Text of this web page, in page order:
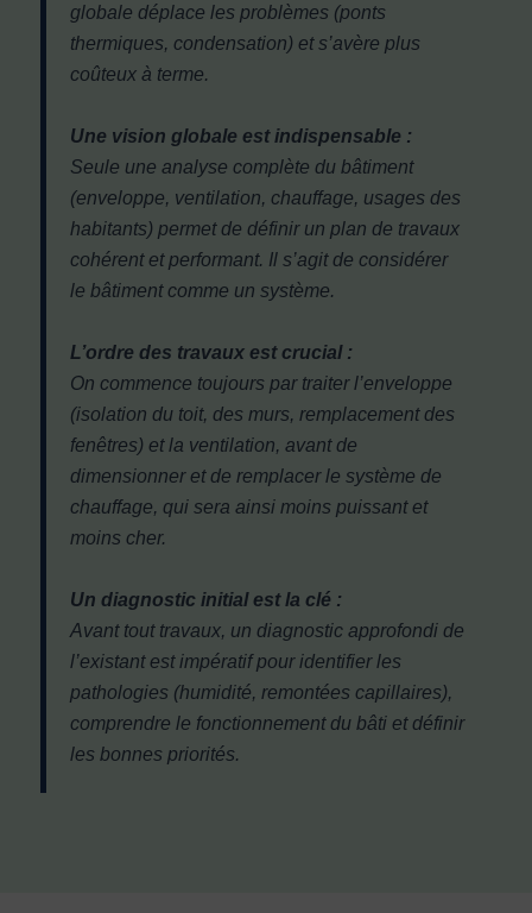
globale déplace les problèmes (ponts
thermiques, condensation) et s’avère plus
coûteux à terme.
Une vision globale est indispensable :
Seule une analyse complète du bâtiment
(enveloppe, ventilation, chauffage, usages des
habitants) permet de définir un plan de travaux
cohérent et performant. Il s’agit de considérer
le bâtiment comme un système.
L’ordre des travaux est crucial :
On commence toujours par traiter l’enveloppe
(isolation du toit, des murs, remplacement des
fenêtres) et la ventilation, avant de
dimensionner et de remplacer le système de
chauffage, qui sera ainsi moins puissant et
moins cher.
Un diagnostic initial est la clé :
Avant tout travaux, un diagnostic approfondi de
l’existant est impératif pour identifier les
pathologies (humidité, remontées capillaires),
comprendre le fonctionnement du bâti et définir
les bonnes priorités.